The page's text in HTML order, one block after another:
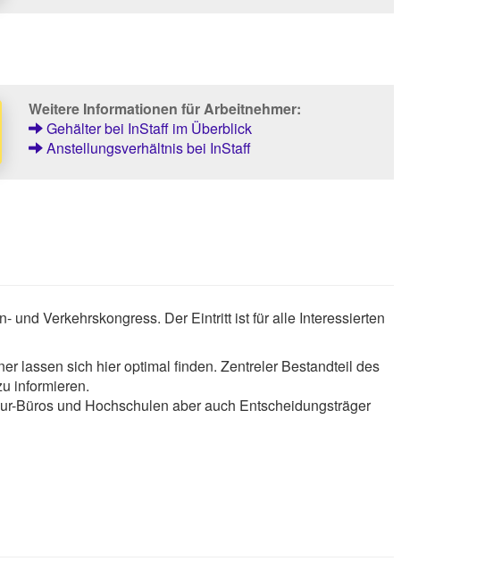
Weitere Informationen für Arbeitnehmer:
Gehälter bei InStaff im Überblick
Anstellungsverhältnis bei InStaff
und Verkehrskongress. Der Eintritt ist für alle Interessierten
lassen sich hier optimal finden. Zentreler Bestandteil des
informieren.
Büros und Hochschulen aber auch Entscheidungsträger